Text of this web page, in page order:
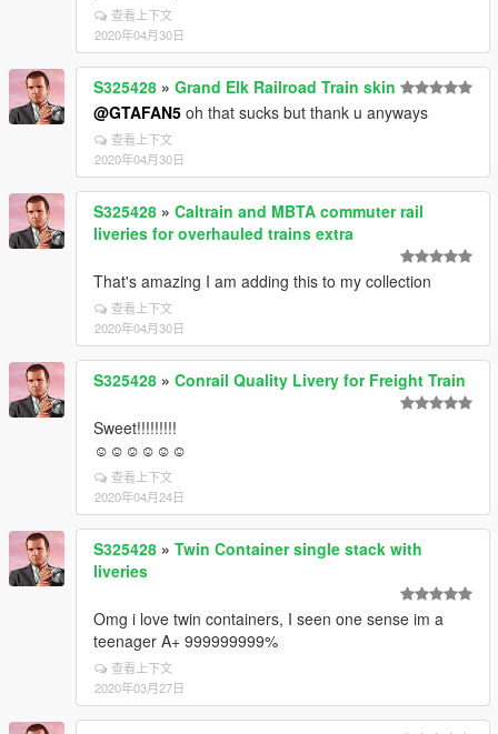
查看上下文
2020年04月30日
S325428 » Grand Elk Railroad Train skin
@GTAFAN5 oh that sucks but thank u anyways
查看上下文
2020年04月30日
S325428 » Caltrain and MBTA commuter rail
liveries for overhauled trains extra
That's amazing I am adding this to my collection
查看上下文
2020年04月30日
S325428 » Conrail Quality Livery for Freight Train
Sweet!!!!!!!!!
☺☺☺☺☺☺
查看上下文
2020年04月24日
S325428 » Twin Container single stack with
liveries
Omg i love twin containers, I seen one sense im a
teenager A+ 999999999%
查看上下文
2020年03月27日